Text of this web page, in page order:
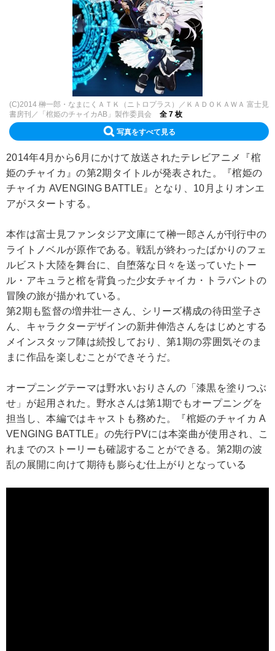
(C)2014 榊一郎・なまにくＡＴＫ（ニトロプラス）／ＫＡＤＯＫＡＷＡ 富士見
書房刊／「棺姫のチャイカAB」製作委員会
全 7 枚
写真をすべて見る
2014年4月から6月にかけて放送されたテレビアニメ『棺
姫のチャイカ』の第2期タイトルが発表された。『棺姫の
チャイカ AVENGING BATTLE』となり、10月よりオンエ
アがスタートする。
本作は富士見ファンタジア文庫にて榊一郎さんが刊行中の
ライトノベルが原作である。戦乱が終わったばかりのフェ
ルビスト大陸を舞台に、自堕落な日々を送っていたトー
ル・アキュラと棺を背負った少女チャイカ・トラバントの
冒険の旅が描かれている。
第2期も監督の増井壮一さん、シリーズ構成の待田堂子さ
ん、キャラクターデザインの新井伸浩さんをはじめとする
メインスタッフ陣は続投しており、第1期の雰囲気そのま
まに作品を楽しむことができそうだ。
オープニングテーマは野水いおりさんの「漆黒を塗りつぶ
せ」が起用された。野水さんは第1期でもオープニングを
担当し、本編ではキャストも務めた。『棺姫のチャイカ A
VENGING BATTLE』の先行PVには本楽曲が使用され、こ
れまでのストーリーも確認することができる。第2期の波
乱の展開に向けて期待も膨らむ仕上がりとなっている